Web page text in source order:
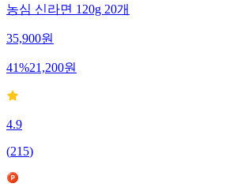
농심 신라면 120g 20개
35,900원
41%21,200원
4.9
(215)